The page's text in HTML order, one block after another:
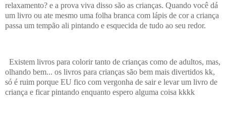
relaxamento? e a prova viva disso são as crianças. Quando você dá
um livro ou ate mesmo uma folha branca com lápis de cor a criança
passa um tempão ali pintando e esquecida de tudo ao seu redor.
Existem livros para colorir tanto de crianças como de adultos, mas,
olhando bem... os livros para crianças são bem mais divertidos kk,
só é ruim porque EU fico com vergonha de sair e levar um livro de
criança e ficar pintando enquanto espero alguma coisa kkkk